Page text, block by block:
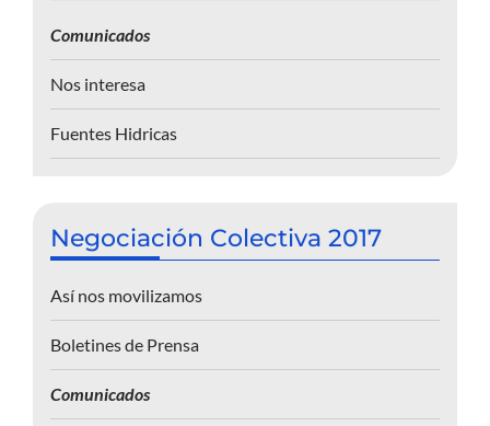
Comunicados
Nos interesa
Fuentes Hidricas
Negociación Colectiva 2017
Así nos movilizamos
Boletines de Prensa
Comunicados